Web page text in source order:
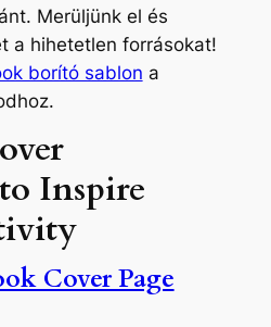
Merüljünk el és
a hihetetlen forrásokat!
borító sablon a
Inspire
Cover Page